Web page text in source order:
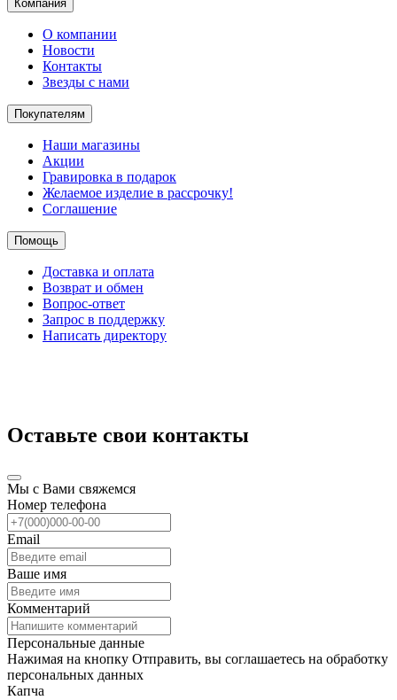
Компания
О компании
Новости
Контакты
Звезды с нами
Покупателям
Наши магазины
Акции
Гравировка в подарок
Желаемое изделие в рассрочку!
Соглашение
Помощь
Доставка и оплата
Возврат и обмен
Вопрос-ответ
Запрос в поддержку
Написать директору
Оставьте свои контакты
Мы с Вами свяжемся
Номер телефона
Email
Ваше имя
Комментарий
Персональные данные
Нажимая на кнопку Отправить, вы соглашаетесь на обработку
персональных данных
Капча